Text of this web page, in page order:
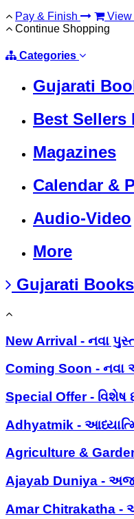
Pay & Finish
View
Continue Shopping
Categories
Gujarati
Best Sellers
Magazines
Calendar &
Audio-Video
More
Gujarati Books
New Arrival - નવા
Coming Soon - નવા
Special Offer - વિશેષ
Adhyatmik -
Agriculture &
Ajayab Duniya -
Amar Chitrakatha -